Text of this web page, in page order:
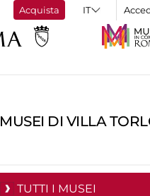
Acquista
MUSEI DI VILLA
TUTTI I MUSEI